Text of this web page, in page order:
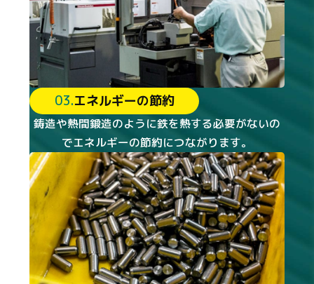
03.エネルギーの節約
鋳造や熱間鍛造のように鉄を熱する必要がないの
でエネルギーの節約につながります。